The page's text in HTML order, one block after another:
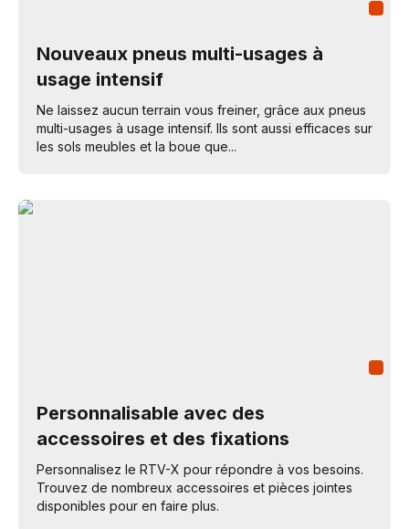
Nouveaux pneus multi-usages à
usage intensif
Ne laissez aucun terrain vous freiner, grâce aux pneus
multi-usages à usage intensif. Ils sont aussi efficaces sur
les sols meubles et la boue que...
Personnalisable avec des
accessoires et des fixations
Personnalisez le RTV-X pour répondre à vos besoins.
Trouvez de nombreux accessoires et pièces jointes
disponibles pour en faire plus.